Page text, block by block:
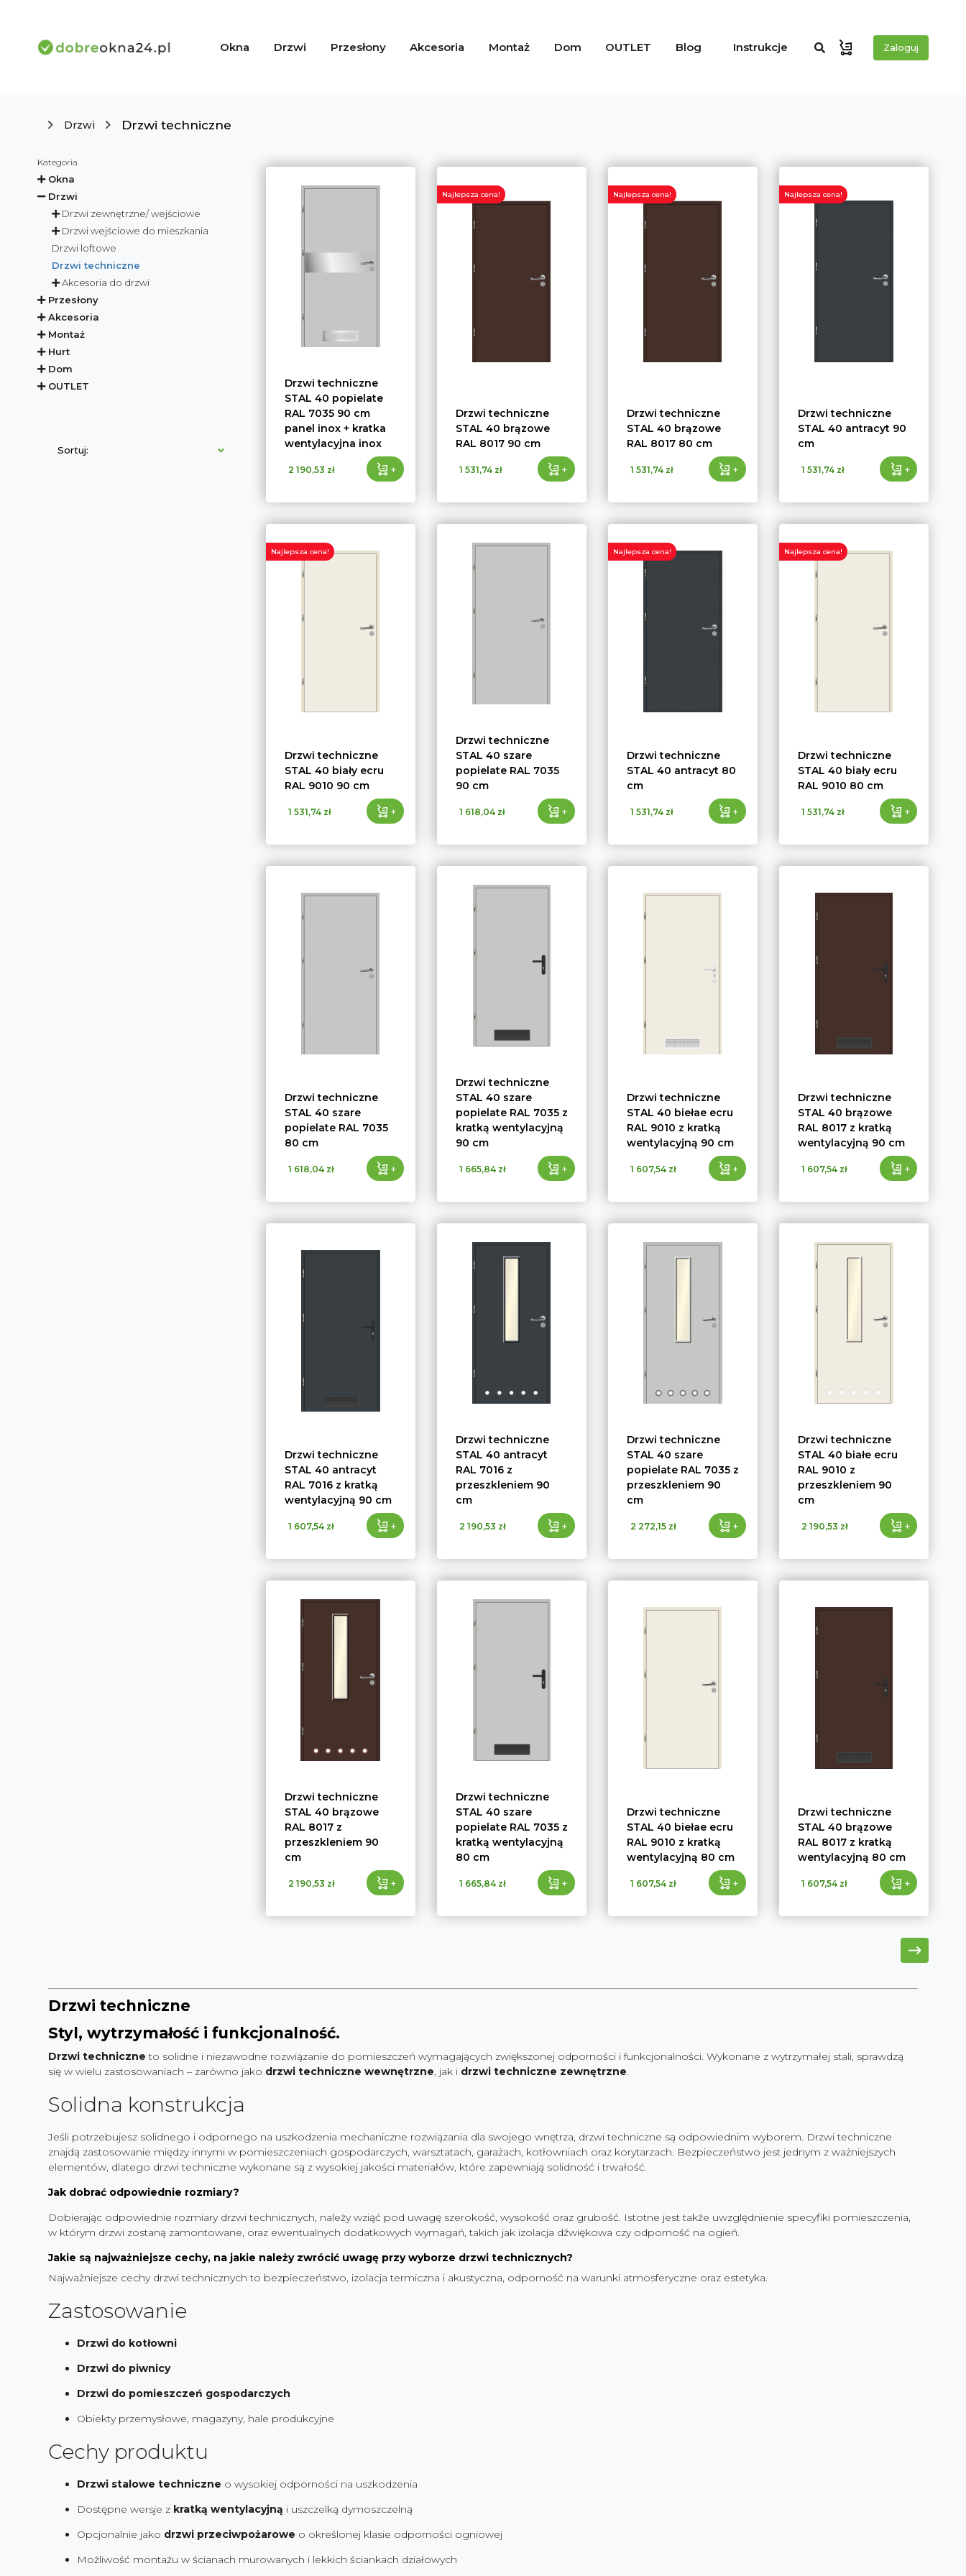
Okna Drzwi Przesłony Akcesoria Montaż Dom OUTLET Blog Instrukcje Zaloguj
Drzwi Drzwi techniczne
Kategoria
Okna
Drzwi
Drzwi zewnętrzne/ wejściowe
Drzwi wejściowe do mieszkania
Drzwi loftowe
Drzwi techniczne
Akcesoria do drzwi
Przesłony
Akcesoria
Montaż
Hurt
Dom
OUTLET
Sortuj:
Drzwi techniczne
STAL 40 popielate
RAL 7035 90 cm
panel inox + kratka
wentylacyjna inox
2 190,53 zł +
Najlepsza cena!
Drzwi techniczne
STAL 40 brązowe
RAL 8017 90 cm
1 531,74 zł +
Najlepsza cena!
Drzwi techniczne
STAL 40 brązowe
RAL 8017 80 cm
1 531,74 zł +
Najlepsza cena!
Drzwi techniczne
STAL 40 antracyt 90
cm
1 531,74 zł +
Najlepsza cena!
Drzwi techniczne
STAL 40 biały ecru
RAL 9010 90 cm
1 531,74 zł +
Drzwi techniczne
STAL 40 szare
popielate RAL 7035
90 cm
1 618,04 zł +
Najlepsza cena!
Drzwi techniczne
STAL 40 antracyt 80
cm
1 531,74 zł +
Najlepsza cena!
Drzwi techniczne
STAL 40 biały ecru
RAL 9010 80 cm
1 531,74 zł +
Drzwi techniczne
STAL 40 szare
popielate RAL 7035
80 cm
1 618,04 zł +
Drzwi techniczne
STAL 40 szare
popielate RAL 7035 z
kratką wentylacyjną
90 cm
1 665,84 zł +
Drzwi techniczne
STAL 40 biełae ecru
RAL 9010 z kratką
wentylacyjną 90 cm
1 607,54 zł +
Drzwi techniczne
STAL 40 brązowe
RAL 8017 z kratką
wentylacyjną 90 cm
1 607,54 zł +
Drzwi techniczne
STAL 40 antracyt
RAL 7016 z kratką
wentylacyjną 90 cm
1 607,54 zł +
Drzwi techniczne
STAL 40 antracyt
RAL 7016 z
przeszkleniem 90
cm
2 190,53 zł +
Drzwi techniczne
STAL 40 szare
popielate RAL 7035 z
przeszkleniem 90
cm
2 272,15 zł +
Drzwi techniczne
STAL 40 białe ecru
RAL 9010 z
przeszkleniem 90
cm
2 190,53 zł +
Drzwi techniczne
STAL 40 brązowe
RAL 8017 z
przeszkleniem 90
cm
2 190,53 zł +
Drzwi techniczne
STAL 40 szare
popielate RAL 7035 z
kratką wentylacyjną
80 cm
1 665,84 zł +
Drzwi techniczne
STAL 40 biełae ecru
RAL 9010 z kratką
wentylacyjną 80 cm
1 607,54 zł +
Drzwi techniczne
STAL 40 brązowe
RAL 8017 z kratką
wentylacyjną 80 cm
1 607,54 zł +
Drzwi techniczne
Styl, wytrzymałość i funkcjonalność.
Drzwi techniczne to solidne i niezawodne rozwiązanie do pomieszczeń wymagających zwiększonej odporności i funkcjonalności. Wykonane z wytrzymałej stali, sprawdzą
się w wielu zastosowaniach – zarówno jako drzwi techniczne wewnętrzne, jak i drzwi techniczne zewnętrzne.
Solidna konstrukcja
Jeśli potrzebujesz solidnego i odpornego na uszkodzenia mechaniczne rozwiązania dla swojego wnętrza, drzwi techniczne są odpowiednim wyborem. Drzwi techniczne
znajdą zastosowanie między innymi w pomieszczeniach gospodarczych, warsztatach, garażach, kotłowniach oraz korytarzach. Bezpieczeństwo jest jednym z ważniejszych
elementów, dlatego drzwi techniczne wykonane są z wysokiej jakości materiałów, które zapewniają solidność i trwałość.
Jak dobrać odpowiednie rozmiary?
Dobierając odpowiednie rozmiary drzwi technicznych, należy wziąć pod uwagę szerokość, wysokość oraz grubość. Istotne jest także uwzględnienie specyfiki pomieszczenia,
w którym drzwi zostaną zamontowane, oraz ewentualnych dodatkowych wymagań, takich jak izolacja dźwiękowa czy odporność na ogień.
Jakie są najważniejsze cechy, na jakie należy zwrócić uwagę przy wyborze drzwi technicznych?
Najważniejsze cechy drzwi technicznych to bezpieczeństwo, izolacja termiczna i akustyczna, odporność na warunki atmosferyczne oraz estetyka.
Zastosowanie
Drzwi do kotłowni
Drzwi do piwnicy
Drzwi do pomieszczeń gospodarczych
Obiekty przemysłowe, magazyny, hale produkcyjne
Cechy produktu
Drzwi stalowe techniczne o wysokiej odporności na uszkodzenia
Dostępne wersje z kratką wentylacyjną i uszczelką dymoszczelną
Opcjonalnie jako drzwi przeciwpożarowe o określonej klasie odporności ogniowej
Możliwość montażu w ścianach murowanych i lekkich ściankach działowych